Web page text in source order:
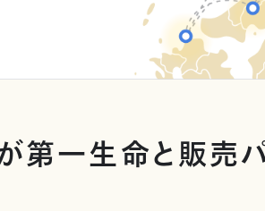
第一生命と販売